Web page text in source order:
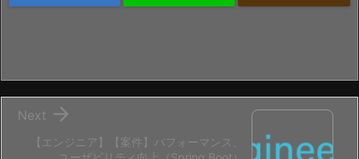
【エンジニア】【案件】パフォーマンス、

Next